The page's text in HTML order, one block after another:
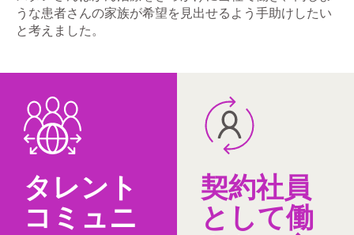
うな患者さんの家族が希望を見出せるよう手助けしたい
と考えました。
タレント
コミュニ
契約社員
として働